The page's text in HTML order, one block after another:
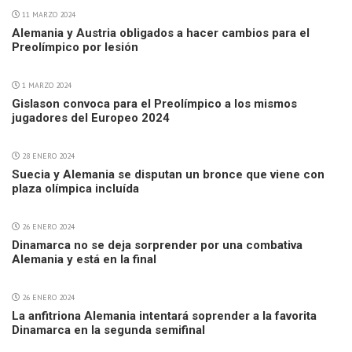
11 MARZO 2024
Alemania y Austria obligados a hacer cambios para el
Preolímpico por lesión
1 MARZO 2024
Gislason convoca para el Preolímpico a los mismos
jugadores del Europeo 2024
28 ENERO 2024
Suecia y Alemania se disputan un bronce que viene con
plaza olímpica incluída
26 ENERO 2024
Dinamarca no se deja sorprender por una combativa
Alemania y está en la final
26 ENERO 2024
La anfitriona Alemania intentará soprender a la favorita
Dinamarca en la segunda semifinal